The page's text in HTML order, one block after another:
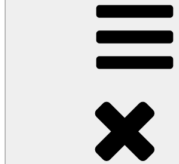
Vom Geniusstrand zum
Terminal Wilhelmshaven